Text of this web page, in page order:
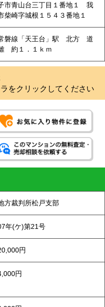
市青山台三丁目１番地１ 我
柴崎字城根１５４３番地１
常磐線「天王台」駅 北方 道
約１．１ｋｍ
をクリックしてください
方裁判所松戸支部
年(ケ)第21号
円
円